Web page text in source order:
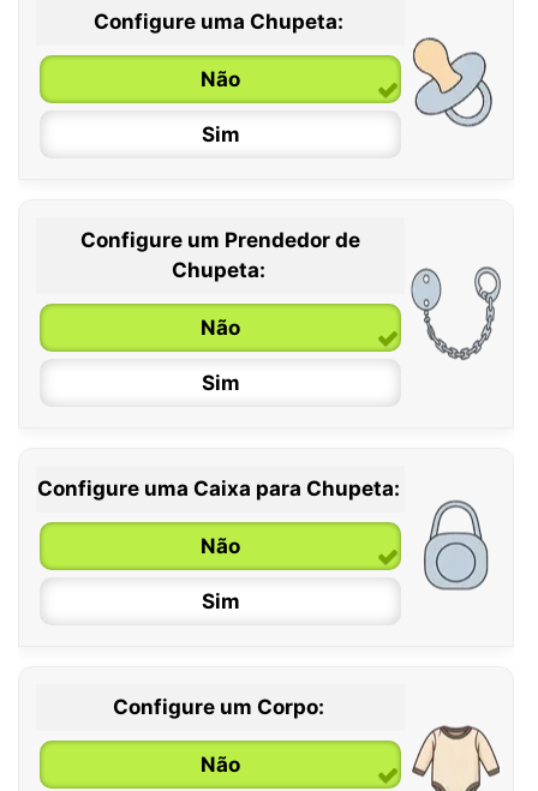
Configure uma Chupeta:
Não
Sim
0 / 6 meses
6 / 36 meses
Configure um Prendedor de
Chupeta:
Não
Sim
Configure uma Caixa para Chupeta:
Não
Sim
Configure um Corpo:
Não